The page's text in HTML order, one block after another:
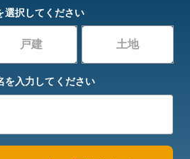
選択してください
戸建 土地
を入力してください